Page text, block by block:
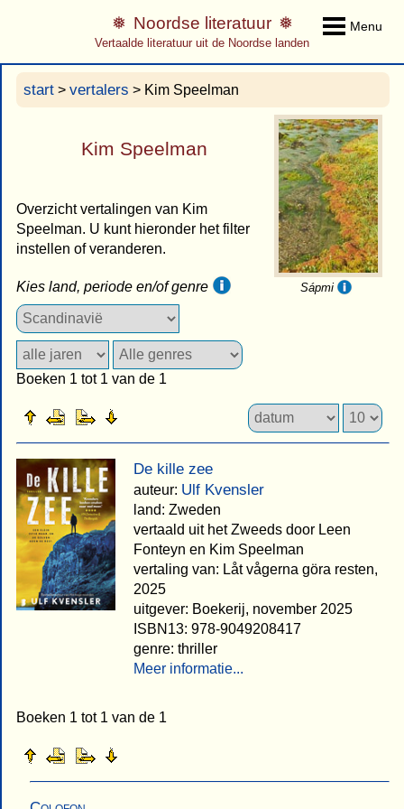
Menu
Noordse literatuur
Vertaalde literatuur uit de Noordse landen
start > vertalers > Kim Speelman
Sápmi
Kim Speelman
Overzicht vertalingen van Kim
Speelman. U kunt hieronder het filter
instellen of veranderen.
Kies land, periode en/of genre
Boeken 1 tot 1 van de 1
De kille zee
auteur: Ulf Kvensler
land: Zweden
vertaald uit het Zweeds door Leen
Fonteyn en Kim Speelman
vertaling van: Låt vågerna göra resten,
2025
uitgever: Boekerij, november 2025
ISBN13: 978-9049208417
genre: thriller
Meer informatie...
Boeken 1 tot 1 van de 1